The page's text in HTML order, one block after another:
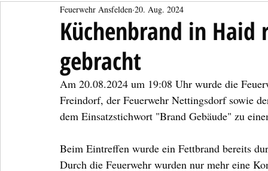
Küchenbrand in
gebracht
Feuerwehr Ansfelden 20. Aug. 2024
Am 20.08.2024 um 19:08 Uhr wurde die
Freindorf, der Feuerwehr Nettingsdorf sowie
dem Einsatzstichwort "Brand Gebäude" zu
Beim Eintreffen wurde ein Fettbrand bereits
Durch die Feuerwehr wurden nur mehr eine